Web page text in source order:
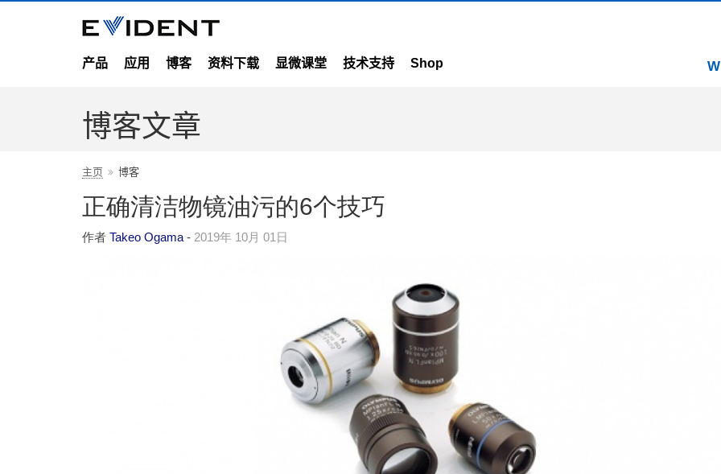
产品 应用 博客 资料下载 显微课堂 技术支持 Shop
博客文章
主页 博客
正确清洁物镜油污的6个技巧
作者 Takeo Ogama - 2019年 10月 01日